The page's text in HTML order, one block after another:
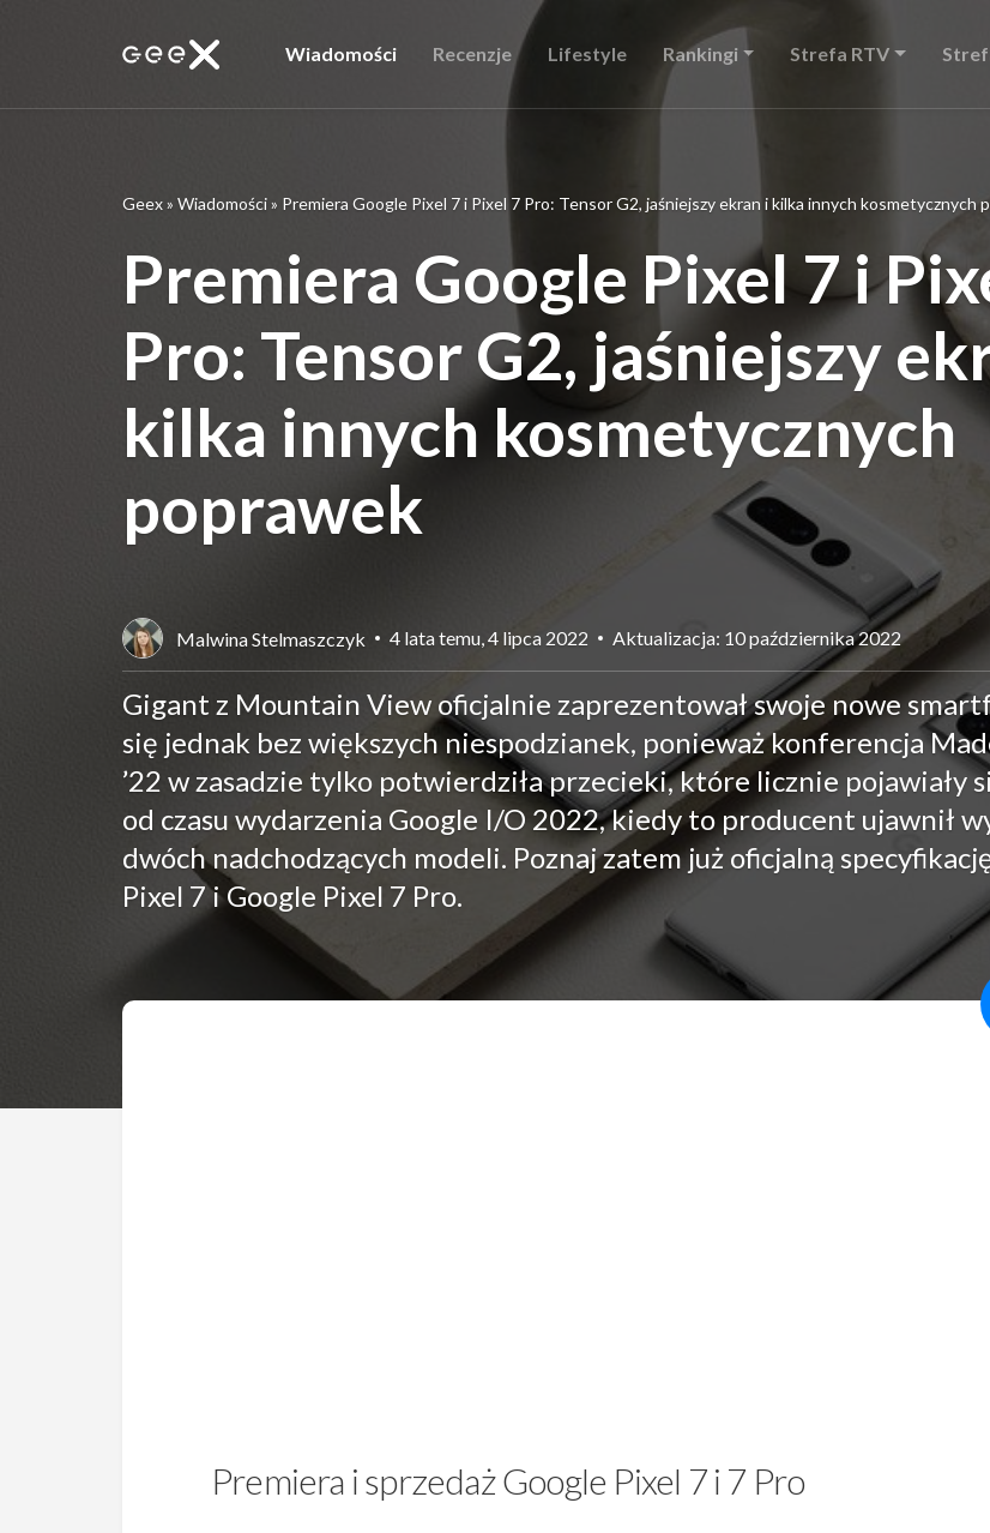
Wiadomości Recenzje Lifestyle Rankingi Strefa RTV
Geex» Wiadomości» Premiera Google Pixel 7 i Pixel 7 Pro: Tensor G2, jaśniejszy ekran i kilka innych kosmetycznych
Premiera Google Pixel 7 i
Pro: Tensor G2, jaśniejszy
kilka innych kosmetycznych
poprawek
Malwina Stelmaszczyk 4 lata temu, 4 lipca 2022 Aktualizacja: 10 października 2022
Gigant z Mountain View oficjalnie zaprezentował swoje nowe
się jednak bez większych niespodzianek, ponieważ konferencja
’22 w zasadzie tylko potwierdziła przecieki, które licznie pojawiały
od czasu wydarzenia Google I/O 2022, kiedy to producent ujawnił
dwóch nadchodzących modeli. Poznaj zatem już oficjalną
Pixel 7 i Google Pixel 7 Pro.
Premiera i sprzedaż Google Pixel 7 i 7 Pro